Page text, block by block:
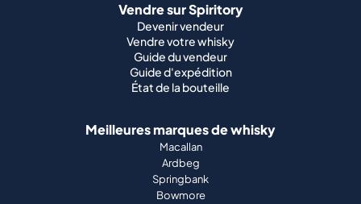
Vendre sur Spiritory
Devenir vendeur
Vendre votre whisky
Guide du vendeur
Guide d'expédition
État de la bouteille
Meilleures marques de whisky
Macallan
Ardbeg
Springbank
Bowmore